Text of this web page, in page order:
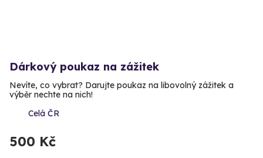
Dárkový poukaz na zážitek
Nevíte, co vybrat? Darujte poukaz na libovolný zážitek a
výběr nechte na nich!
Celá ČR
500 Kč